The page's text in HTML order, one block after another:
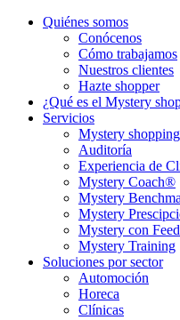
Quiénes somos
Conócenos
Cómo trabajamos
Nuestros clientes
Hazte shopper
¿Qué es el Mystery
Servicios
Mystery shopping
Auditoría
Experiencia de
Mystery Coach®
Mystery
Mystery
Mystery con
Mystery Training
Soluciones por sector
Automoción
Horeca
Clínicas